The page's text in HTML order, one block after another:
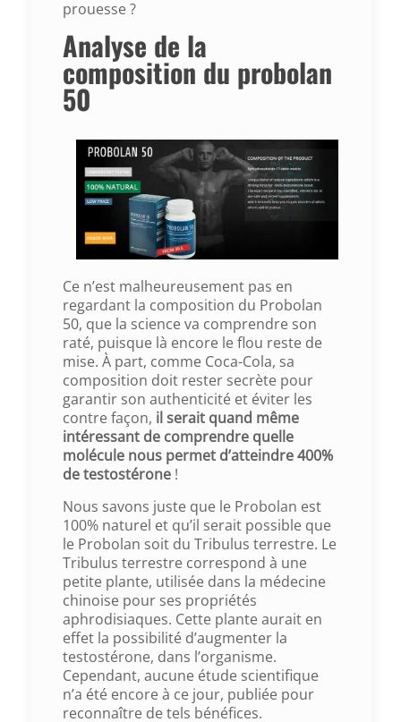
prouesse ?
Analyse de la
composition du probolan
50
Ce n’est malheureusement pas en
regardant la composition du Probolan
50, que la science va comprendre son
raté, puisque là encore le flou reste de
mise. À part, comme Coca-Cola, sa
composition doit rester secrète pour
garantir son authenticité et éviter les
contre façon, il serait quand même
intéressant de comprendre quelle
molécule nous permet d’atteindre 400%
de testostérone!
Nous savons juste que le Probolan est
100% naturel et qu’il serait possible que
le Probolan soit du Tribulus terrestre. Le
Tribulus terrestre correspond à une
petite plante, utilisée dans la médecine
chinoise pour ses propriétés
aphrodisiaques. Cette plante aurait en
effet la possibilité d’augmenter la
testostérone, dans l’organisme.
Cependant, aucune étude scientifique
n’a été encore à ce jour, publiée pour
reconnaître de tels bénéfices.